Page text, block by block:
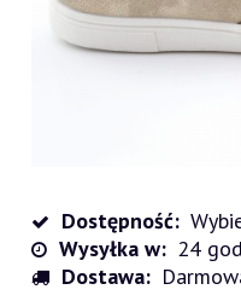
Dostępność:
Wysyłka w: 24
Dostawa: